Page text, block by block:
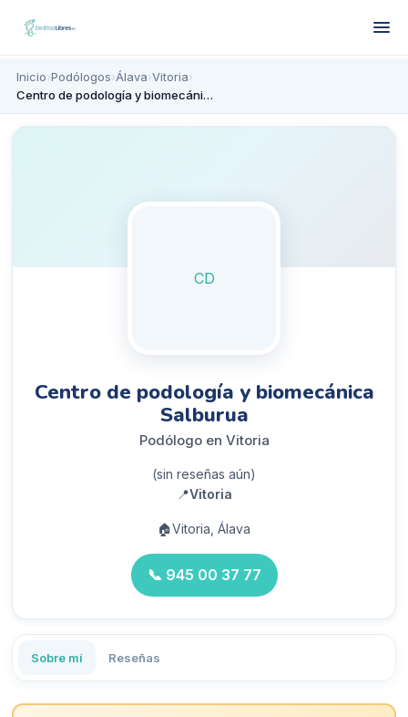
Inicio›Podólogos›Álava›Vitoria›
Centro de podología y biomecánica Salburua
CD
Centro de podología y biomecánica
Salburua
Podólogo en Vitoria
(sin reseñas aún)
📍Vitoria
🏠Vitoria, Álava
📞 945 00 37 77
Sobre mí Reseñas